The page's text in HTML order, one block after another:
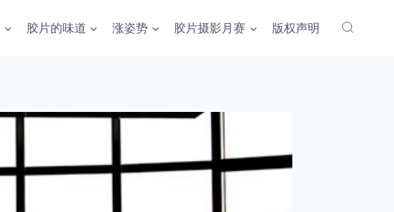
胶片的味道 涨姿势 胶片摄影月赛 版权声明